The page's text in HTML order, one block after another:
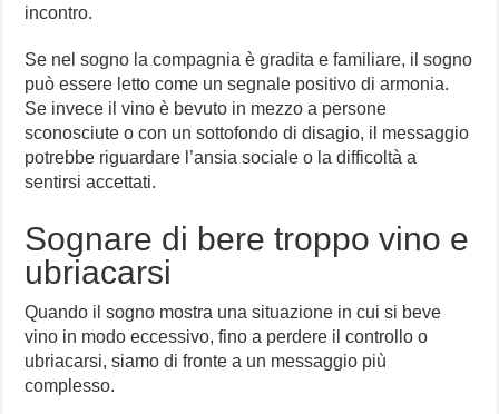
incontro.
Se nel sogno la compagnia è gradita e familiare, il sogno
può essere letto come un segnale positivo di armonia.
Se invece il vino è bevuto in mezzo a persone
sconosciute o con un sottofondo di disagio, il messaggio
potrebbe riguardare l’ansia sociale o la difficoltà a
sentirsi accettati.
Sognare di bere troppo vino e
ubriacarsi
Quando il sogno mostra una situazione in cui si beve
vino in modo eccessivo, fino a perdere il controllo o
ubriacarsi, siamo di fronte a un messaggio più
complesso.